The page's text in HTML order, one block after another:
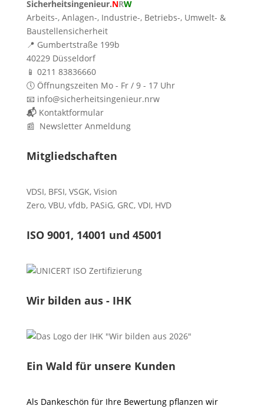
Sicherheitsingenieur.NRW
Arbeits-, Anlagen-, Industrie-, Betriebs-, Umwelt- &
Baustellensicherheit
📍 Gumbertstraße 199b
40229 Düsseldorf
📱 0211 83836660
🕔 Öffnungszeiten Mo - Fr / 9 - 17 Uhr
📧 info@sicherheitsingenieur.nrw
📬 Kontaktformular
📰 Newsletter Anmeldung
Mitgliedschaften
VDSI, BFSI, VSGK, Vision
Zero, VBU, vfdb, PASiG, GRC, VDI, HVD
ISO 9001, 14001 und 45001
Wir bilden aus - IHK
Ein Wald für unsere Kunden
Als Dankeschön für Ihre Bewertung pflanzen wir